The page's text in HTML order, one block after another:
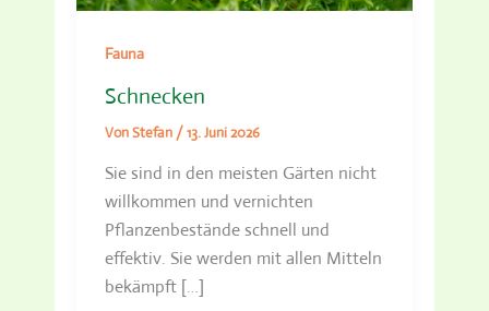
Fauna
Schnecken
VonStefan /13. Juni 2026
Sie sind in den meisten Gärten nicht
willkommen und vernichten
Pflanzenbestände schnell und
effektiv. Sie werden mit allen Mitteln
bekämpft […]